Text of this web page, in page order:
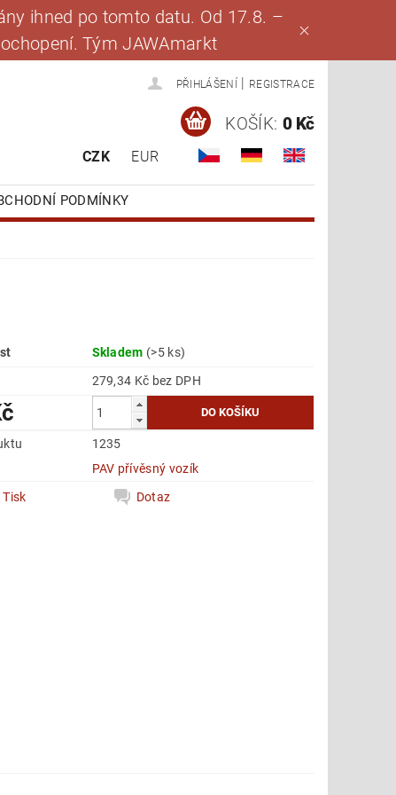
ihned po tomto datu. Od 17.8. –
Tým JAWAmarkt
PŘIHLÁŠENÍ REGISTRACE
CZK EUR
KOŠÍK: 0 Kč
PODMÍNKY
Skladem (>5 ks)
279,34 Kč bez DPH
1235
PAV přívěsný vozík
Tisk
Dotaz